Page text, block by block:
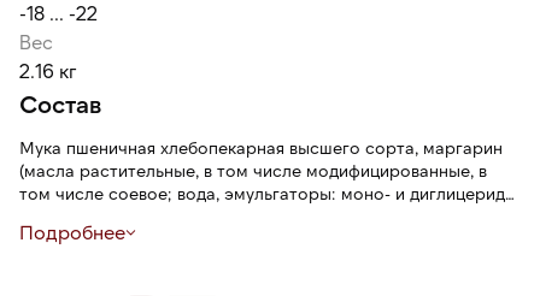
-18 ... -22
Вес
2.16 кг
Состав
Мука пшеничная хлебопекарная высшего сорта, маргарин
(масла растительные, в том числе модифицированные, в
том числе соевое; вода, эмульгаторы: моно- и диглицериды
лецитины; соль, сахар, консервант сорбат калия, краситель
Подробнее